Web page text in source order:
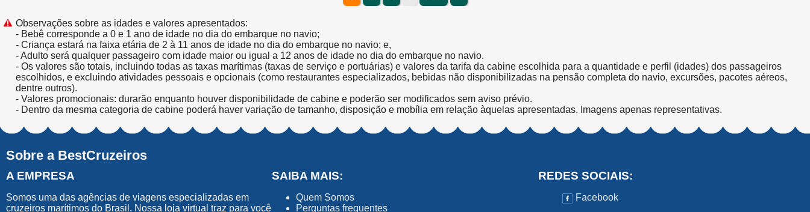
Observações sobre as idades e valores apresentados:
- Bebê corresponde a 0 e 1 ano de idade no dia do embarque no navio;
- Criança estará na faixa etária de 2 à 11 anos de idade no dia do embarque no navio; e,
- Adulto será qualquer passageiro com idade maior ou igual a 12 anos de idade no dia do embarque no navio.
- Os valores são totais, incluindo todas as taxas marítimas (taxas de serviço e portuárias) e valores da tarifa da cabine escolhida para a quantidade e perfil (idades) dos passageiros
escolhidos, e excluindo atividades pessoais e opcionais (como restaurantes especializados, bebidas não disponibilizadas na pensão completa do navio, excursões, pacotes aéreos,
dentre outros).
- Valores promocionais: durarão enquanto houver disponibilidade de cabine e poderão ser modificados sem aviso prévio.
- Dentro da mesma categoria de cabine poderá haver variação de tamanho, disposição e mobília em relação àquelas apresentadas. Imagens apenas representativas.
Sobre a BestCruzeiros
A EMPRESA
Somos uma das agências de viagens especializadas em
cruzeiros marítimos do Brasil. Nossa loja virtual traz para você
SAIBA MAIS:
Quem Somos
Perguntas frequentes
REDES SOCIAIS:
Facebook